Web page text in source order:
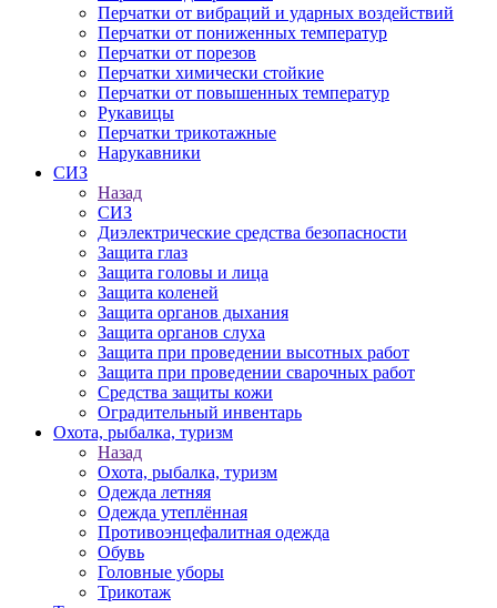
Перчатки от вибраций и ударных воздействий
Перчатки от пониженных температур
Перчатки от порезов
Перчатки химически стойкие
Перчатки от повышенных температур
Рукавицы
Перчатки трикотажные
Нарукавники
СИЗ
Назад
СИЗ
Диэлектрические средства безопасности
Защита глаз
Защита головы и лица
Защита коленей
Защита органов дыхания
Защита органов слуха
Защита при проведении высотных работ
Защита при проведении сварочных работ
Средства защиты кожи
Оградительный инвентарь
Охота, рыбалка, туризм
Назад
Охота, рыбалка, туризм
Одежда летняя
Одежда утеплённая
Противоэнцефалитная одежда
Обувь
Головные уборы
Трикотаж